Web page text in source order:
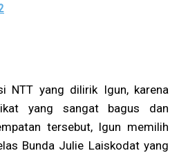
NTT yang dilirik Igun, karena
yang sangat bagus dan
tersebut, Igun memilih
Bunda Julie Laiskodat yang